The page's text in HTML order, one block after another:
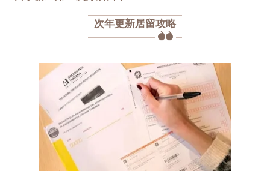
次年更新居留攻略